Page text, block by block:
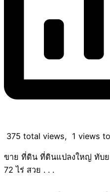
375 total views, 1 views
ขาย ที่ดิน ที่ดินแปลงใหญ่ ทับ
72 ไร่ สวย . . .